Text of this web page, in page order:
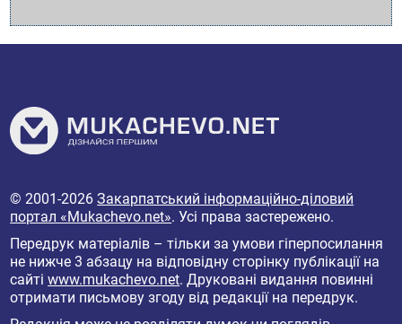
© 2001-2026Закарпатський інформаційно-діловий
портал «Mukachevo.net». Усі права застережено.
Передрук матеріалів – тільки за умови гіперпосилання
не нижче 3 абзацу на відповідну сторінку публікації на
сайтіwww.mukachevo.net. Друковані видання повинні
отримати письмову згоду від редакції на передрук.